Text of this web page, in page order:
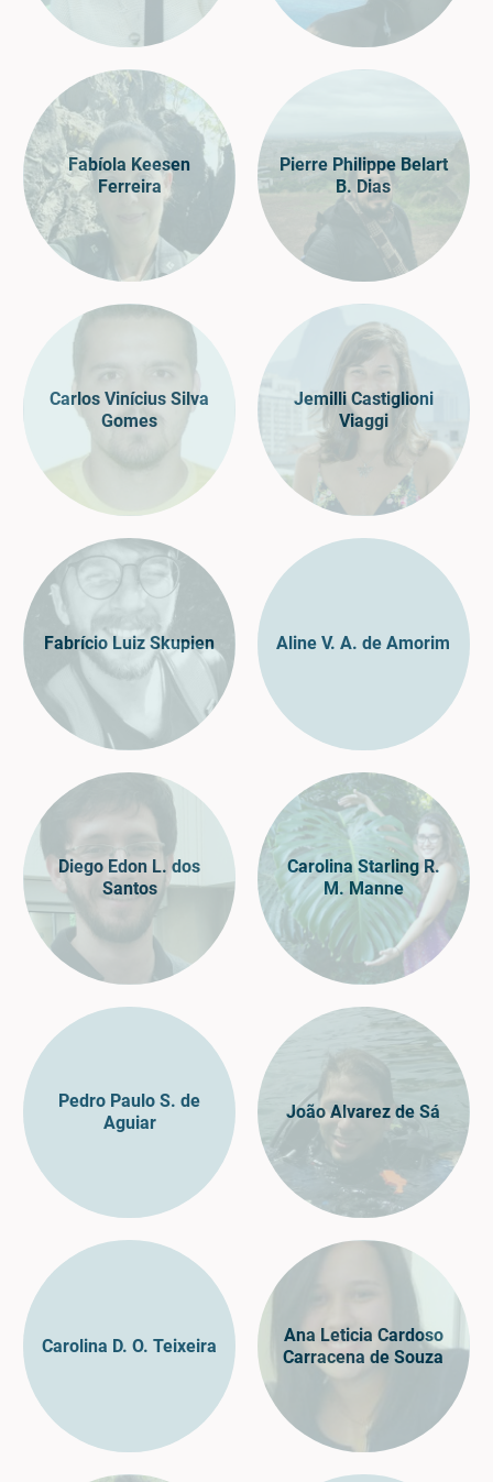
Fabíola Keesen
Ferreira
Pierre Philippe Belart
B. Dias
Carlos Vinícius Silva
Gomes
Jemilli Castiglioni
Viaggi
Fabrício Luiz Skupien Aline V. A. de Amorim
Diego Edon L. dos
Santos
Carolina Starling R.
M. Manne
Pedro Paulo S. de
Aguiar
João Alvarez de Sá
Carolina D. O. Teixeira
Ana Leticia Cardoso
Carracena de Souza